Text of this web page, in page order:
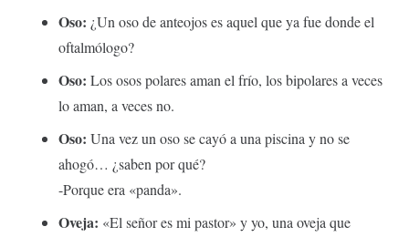
Oso: ¿Un oso de anteojos es aquel que ya fue donde el
oftalmólogo?
Oso: Los osos polares aman el frío, los bipolares a veces
lo aman, a veces no.
Oso: Una vez un oso se cayó a una piscina y no se
ahogó… ¿saben por qué?
-Porque era «panda».
Oveja: «El señor es mi pastor» y yo, una oveja que